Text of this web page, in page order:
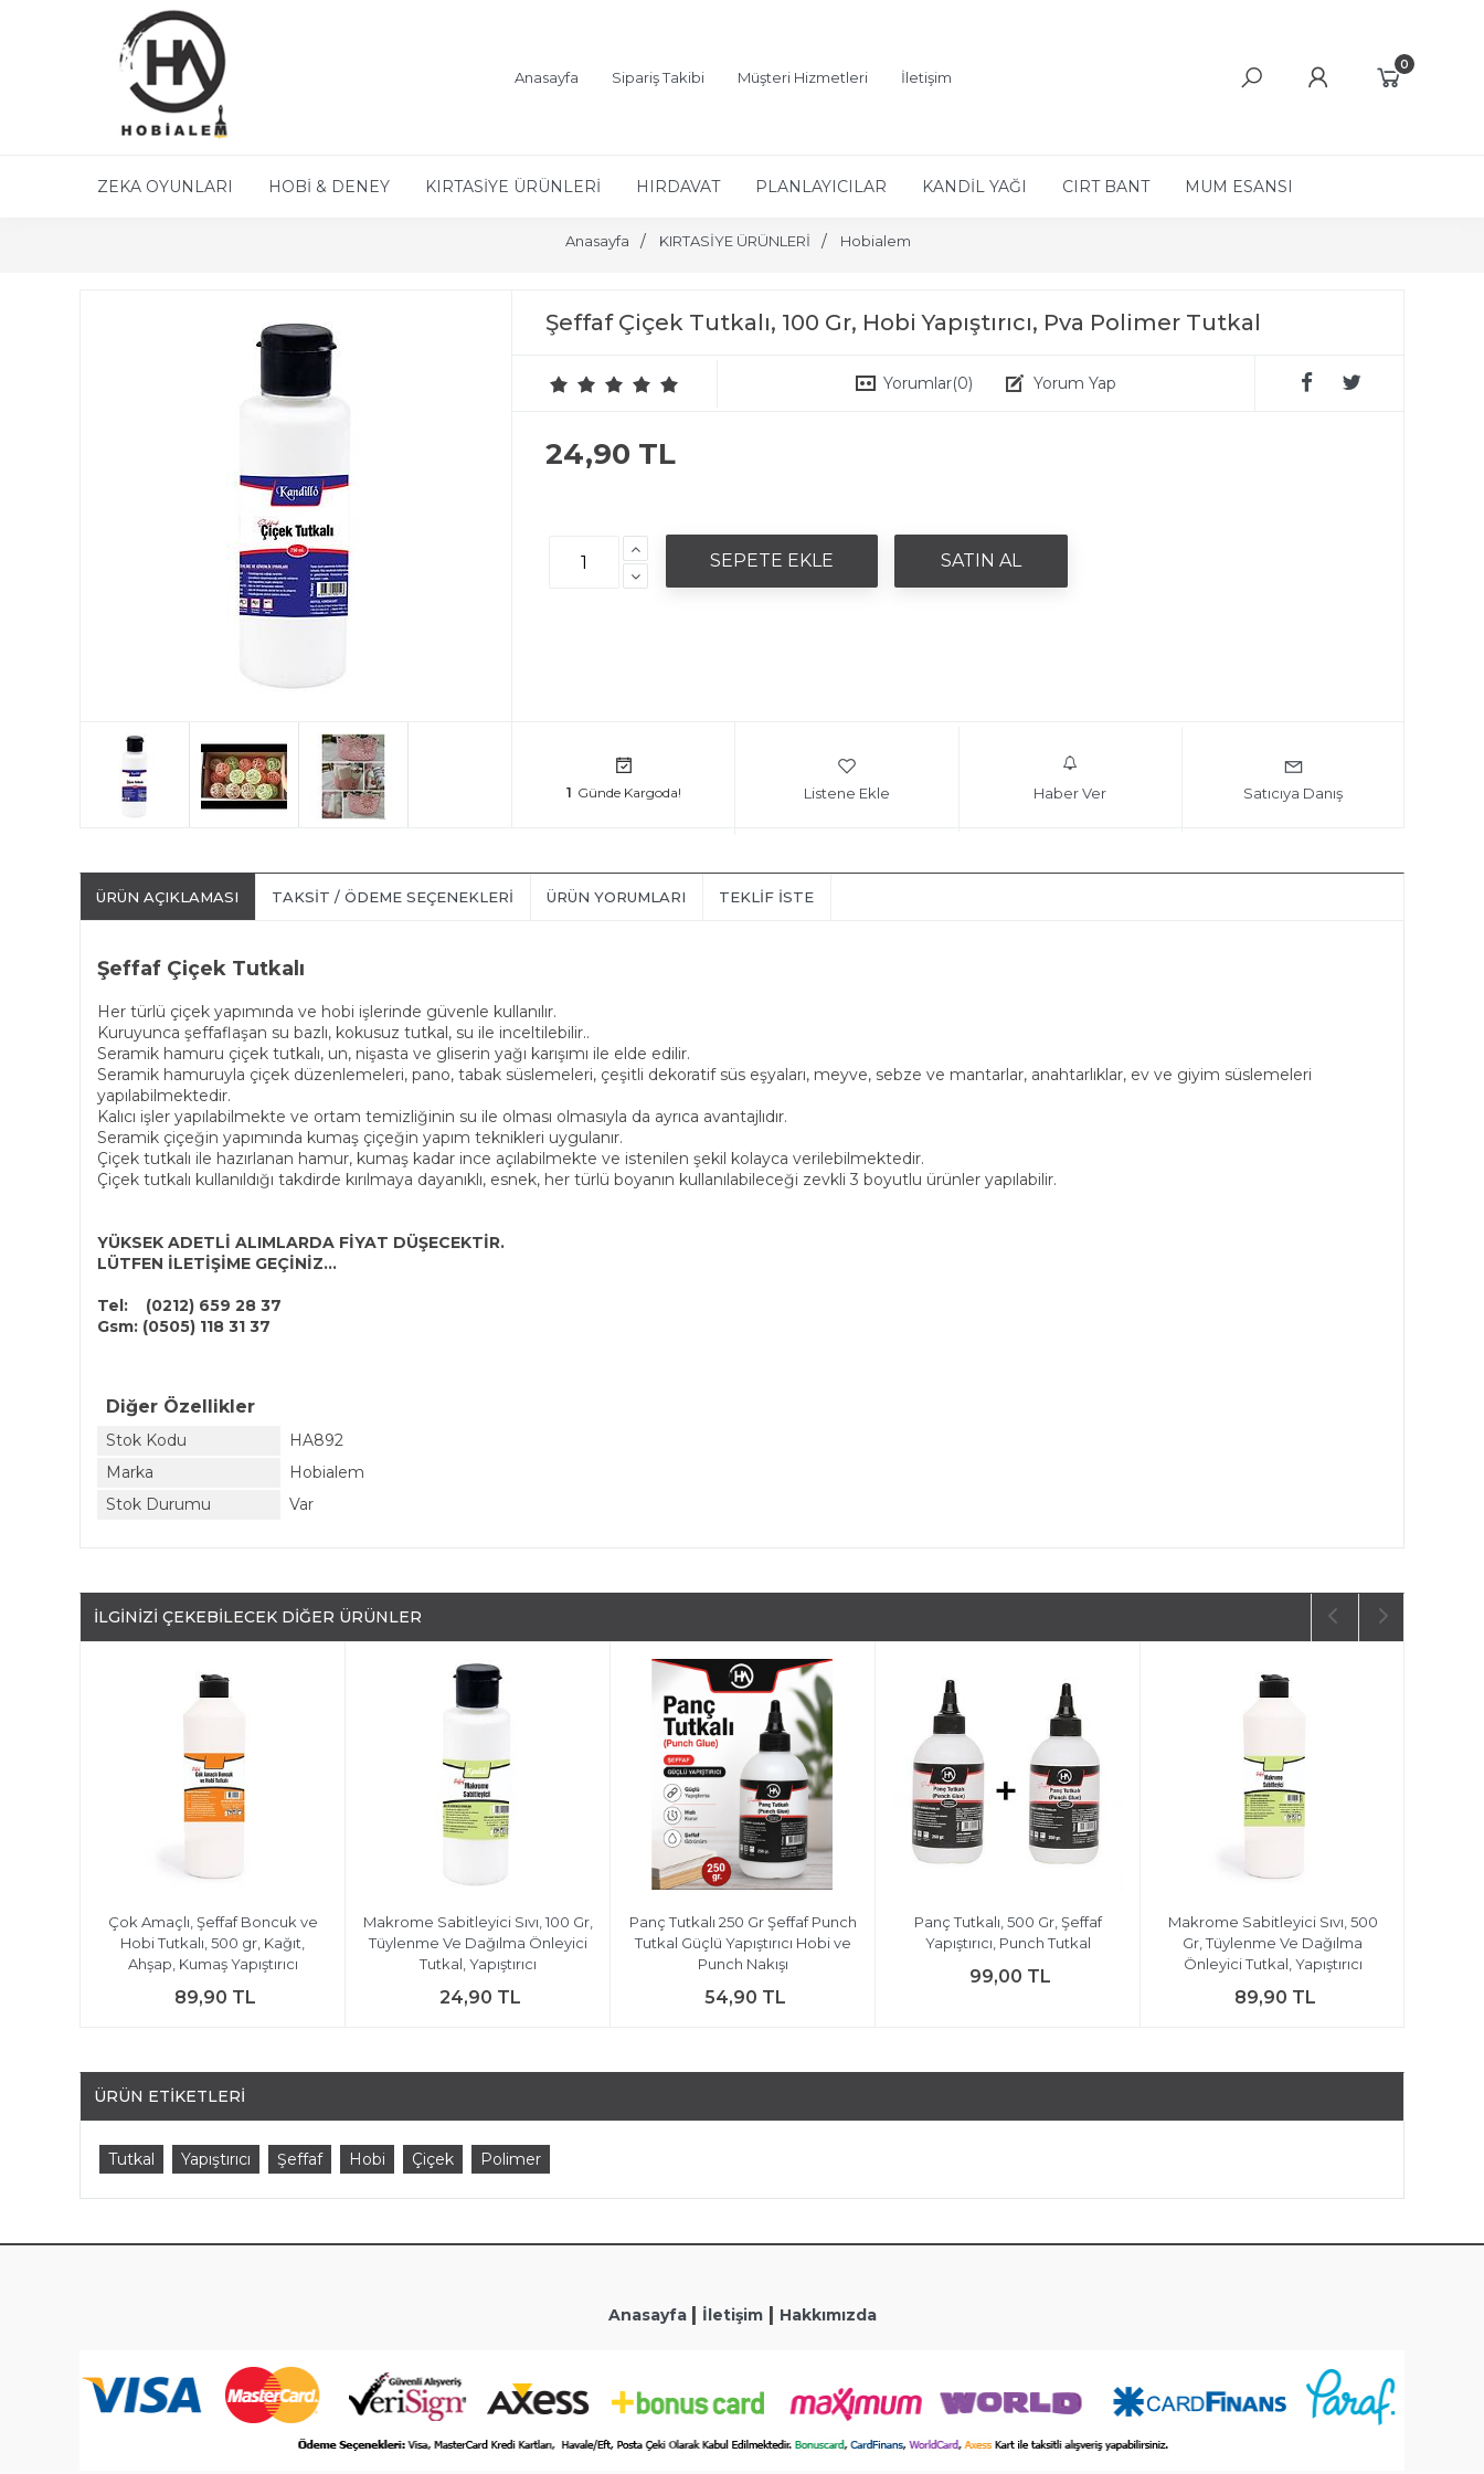
Anasayfa Sipariş Takibi Müşteri Hizmetleri İletişim
0
ZEKA OYUNLARI HOBİ & DENEY KIRTASİYE ÜRÜNLERİ HIRDAVAT PLANLAYICILAR KANDİL YAĞI CIRT BANT MUM ESANSI
Anasayfa KIRTASİYE ÜRÜNLERİ Hobialem
Şeffaf Çiçek Tutkalı, 100 Gr, Hobi Yapıştırıcı, Pva Polimer Tutkal
Yorumlar(0) Yorum Yap
24,90 TL
1 Listene Ekle Haber Ver Satıcıya Danış
ÜRÜN AÇIKLAMASI TAKSIT / ÖDEME SEÇENEKLERI ÜRÜN YORUMLARI TEKLIF İSTE
Şeffaf Çiçek Tutkalı
Her türlü çiçek yapımında ve hobi işlerinde güvenle kullanılır.
Kuruyunca şeffaflaşan su bazlı, kokusuz tutkal, su ile inceltilebilir..
Seramik hamuru çiçek tutkalı, un, nişasta ve gliserin yağı karışımı ile elde edilir.
Seramik hamuruyla çiçek düzenlemeleri, pano, tabak süslemeleri, çeşitli dekoratif süs eşyaları, meyve, sebze ve mantarlar, anahtarlıklar, ev ve giyim süslemeleri
yapılabilmektedir.
Kalıcı işler yapılabilmekte ve ortam temizliğinin su ile olması olmasıyla da ayrıca avantajlıdır.
Seramik çiçeğin yapımında kumaş çiçeğin yapım teknikleri uygulanır.
Çiçek tutkalı ile hazırlanan hamur, kumaş kadar ince açılabilmekte ve istenilen şekil kolayca verilebilmektedir.
Çiçek tutkalı kullanıldığı takdirde kırılmaya dayanıklı, esnek, her türlü boyanın kullanılabileceği zevkli 3 boyutlu ürünler yapılabilir.
YÜKSEK ADETLİ ALIMLARDA FİYAT DÜŞECEKTİR.
LÜTFEN İLETİŞİME GEÇİNİZ...
Tel: (0212) 659 28 37
Gsm: (0505) 118 31 37
Diğer Özellikler
Stok Kodu
HA892
Marka
Hobialem
Stok Durumu
Var
İLGINIZI ÇEKEBILECEK DIĞER ÜRÜNLER
Çok Amaçlı, Şeffaf Boncuk ve
Hobi Tutkalı, 500 gr, Kağıt,
Ahşap, Kumaş Yapıştırıcı
89,90 TL
Makrome Sabitleyici Sıvı, 100 Gr,
Tüylenme Ve Dağılma Önleyici
Tutkal, Yapıştırıcı
24,90 TL
Panç Tutkalı 250 Gr Şeffaf Punch
Tutkal Güçlü Yapıştırıcı Hobi ve
Punch Nakışı
54,90 TL
Panç Tutkalı, 500 Gr, Şeffaf
Yapıştırıcı, Punch Tutkal
99,00 TL
Makrome Sabitleyici Sıvı, 500
Gr, Tüylenme Ve Dağılma
Önleyici Tutkal, Yapıştırıcı
89,90 TL
ÜRÜN ETIKETLERI
Tutkal Yapıştırıcı Şeffaf Hobi Çiçek Polimer
Anasayfa | İletişim| Hakkımızda